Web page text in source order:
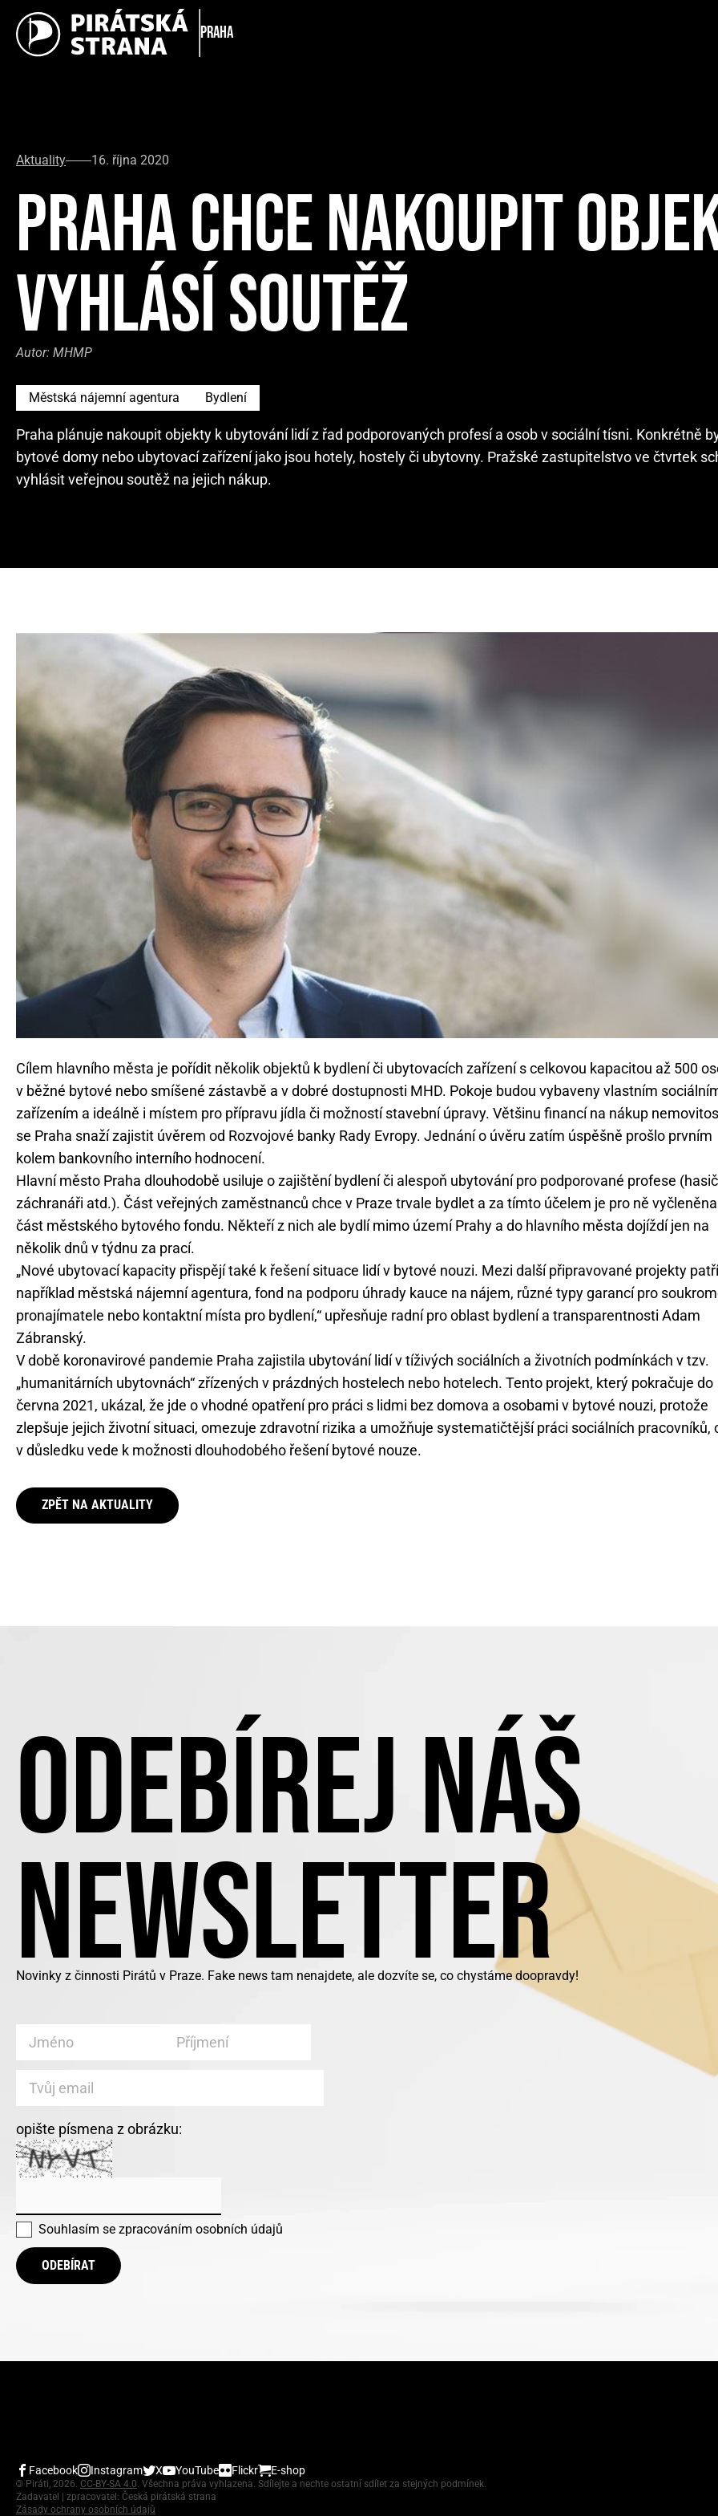
Praha
Aktuality 16. října 2020
PRAHA CHCE NAKOUPIT
VYHLÁSÍ SOUTĚŽ
Autor: MHMP
Městská nájemní agentura Bydlení
Praha plánuje nakoupit objekty k ubytování lidí z řad podporovaných profesí a osob v sociální tísni. Konkrétně
bytové domy nebo ubytovací zařízení jako jsou hotely, hostely či ubytovny. Pražské zastupitelstvo ve čtvrtek
vyhlásit veřejnou soutěž na jejich nákup.
Cílem hlavního města je pořídit několik objektů k bydlení či ubytovacích zařízení s celkovou kapacitou až 500
v běžné bytové nebo smíšené zástavbě a v dobré dostupnosti MHD. Pokoje budou vybaveny vlastním
zařízením a ideálně i místem pro přípravu jídla či možností stavební úpravy. Většinu financí na nákup
se Praha snaží zajistit úvěrem od Rozvojové banky Rady Evropy. Jednání o úvěru zatím úspěšně prošlo prvním
kolem bankovního interního hodnocení.
Hlavní město Praha dlouhodobě usiluje o zajištění bydlení či alespoň ubytování pro podporované profese
záchranáři atd.). Část veřejných zaměstnanců chce v Praze trvale bydlet a za tímto účelem je pro ně vyčleněna
část městského bytového fondu. Někteří z nich ale bydlí mimo území Prahy a do hlavního města dojíždí jen na
několik dnů v týdnu za prací.
„Nové ubytovací kapacity přispějí také k řešení situace lidí v bytové nouzi. Mezi další připravované projekty patří
například městská nájemní agentura, fond na podporu úhrady kauce na nájem, různé typy garancí pro
pronajímatele nebo kontaktní místa pro bydlení,“ upřesňuje radní pro oblast bydlení a transparentnosti Adam
Zábranský.
V době koronavirové pandemie Praha zajistila ubytování lidí v tíživých sociálních a životních podmínkách v tzv.
„humanitárních ubytovnách“ zřízených v prázdných hostelech nebo hotelech. Tento projekt, který pokračuje do
června 2021, ukázal, že jde o vhodné opatření pro práci s lidmi bez domova a osobami v bytové nouzi, protože
zlepšuje jejich životní situaci, omezuje zdravotní rizika a umožňuje systematičtější práci sociálních pracovníků,
v důsledku vede k možnosti dlouhodobého řešení bytové nouze.
ZPĚT NA AKTUALITY
ODEBÍREJ NÁŠ
NEWSLETTER
Novinky z činnosti Pirátů v Praze. Fake news tam nenajdete, ale dozvíte se, co chystáme doopravdy!
opište písmena z obrázku:
Souhlasím se zpracováním osobních údajů
ODEBÍRAT
Facebook Instagram X YouTube Flickr E-shop
© Piráti, 2026. CC-BY-SA 4.0 . Všechna práva vyhlazena. Sdílejte a nechte ostatní sdílet za stejných podmínek.
Zadavatel | zpracovatel: Česká pirátská strana
Zásady ochrany osobních údajů